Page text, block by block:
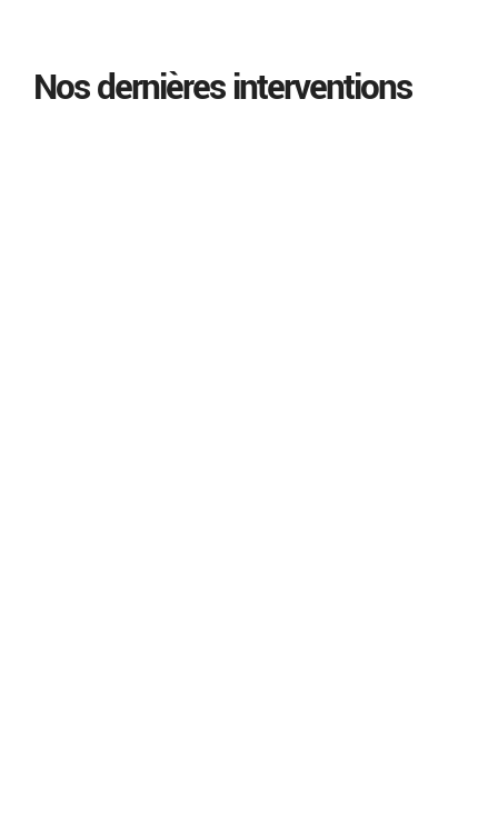
Nos dernières interventions